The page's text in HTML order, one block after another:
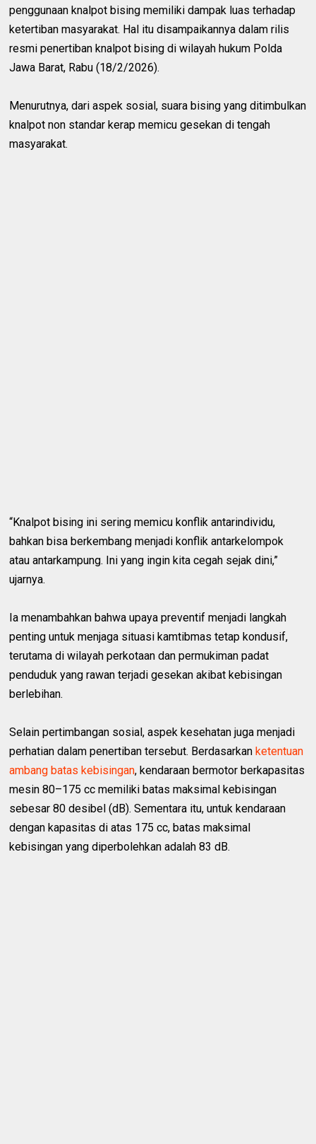
penggunaan knalpot bising memiliki dampak luas terhadap
ketertiban masyarakat. Hal itu disampaikannya dalam rilis
resmi penertiban knalpot bising di wilayah hukum Polda
Jawa Barat, Rabu (18/2/2026).
Menurutnya, dari aspek sosial, suara bising yang ditimbulkan
knalpot non standar kerap memicu gesekan di tengah
masyarakat.
“Knalpot bising ini sering memicu konflik antarindividu,
bahkan bisa berkembang menjadi konflik antarkelompok
atau antarkampung. Ini yang ingin kita cegah sejak dini,”
ujarnya.
Ia menambahkan bahwa upaya preventif menjadi langkah
penting untuk menjaga situasi kamtibmas tetap kondusif,
terutama di wilayah perkotaan dan permukiman padat
penduduk yang rawan terjadi gesekan akibat kebisingan
berlebihan.
Selain pertimbangan sosial, aspek kesehatan juga menjadi
perhatian dalam penertiban tersebut. Berdasarkanketentuan
ambang batas kebisingan, kendaraan bermotor berkapasitas
mesin 80–175 cc memiliki batas maksimal kebisingan
sebesar 80 desibel (dB). Sementara itu, untuk kendaraan
dengan kapasitas di atas 175 cc, batas maksimal
kebisingan yang diperbolehkan adalah 83 dB.